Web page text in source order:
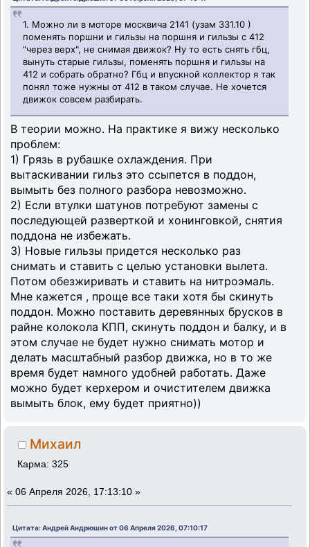
1. Можно ли в моторе москвича 2141 (узам 331.10 )
поменять поршни и гильзы на поршня и гильзы с 412
"через верх", не снимая движок? Ну то есть снять гбц,
вынуть старые гильзы, поменять поршня и гильзы на
412 и собрать обратно? Гбц и впускной коллектор я так
понял тоже нужны от 412 в таком случае. Не хочется
движок совсем разбирать.
В теории можно. На практике я вижу несколько
проблем:
1) Грязь в рубашке охлаждения. При
вытаскивании гильз это ссыпется в поддон,
вымыть без полного разбора невозможно.
2) Если втулки шатунов потребуют замены с
последующей разверткой и хонинговкой, снятия
поддона не избежать.
3) Новые гильзы придется несколько раз
снимать и ставить с целью установки вылета.
Потом обезжиривать и ставить на нитроэмаль.
Мне кажется , проще все таки хотя бы скинуть
поддон. Можно поставить деревянных брусков в
райне колокола КПП, скинуть поддон и балку, и в
этом случае не будет нужно снимать мотор и
делать масштабный разбор движка, но в то же
время будет намного удобней работать. Даже
можно будет керхером и очистителем движка
вымыть блок, ему будет приятно))
Михаил
Карма: 325
« 06 Апреля 2026, 17:13:10 »
Цитата: Андрей Андрюшин от 06 Апреля 2026, 07:10:17